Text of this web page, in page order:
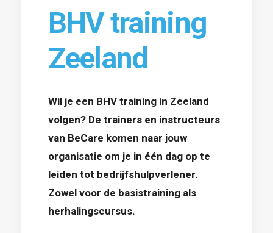
BHV training
Zeeland
Wil je een BHV training in Zeeland
volgen? De trainers en instructeurs
van BeCare komen naar jouw
organisatie om je in één dag op te
leiden tot bedrijfshulpverlener.
Zowel voor de basistraining als
herhalingscursus.